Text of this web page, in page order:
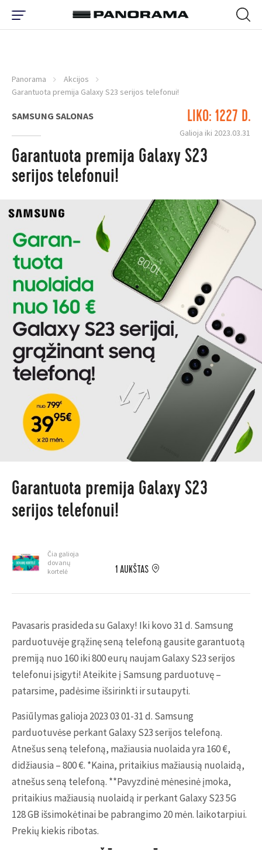
Panorama
Akcijos
Garantuota premija Galaxy S23 serijos telefonui!
SAMSUNG SALONAS LIKO: 1227 D.
Galioja iki 2023.03.31
Garantuota premija Galaxy S23
serijos telefonui!
Garantuota premija Galaxy S23
serijos telefonui!
Čia galioja
dovanų
kortelė
1 AUKŠTAS
Pavasaris prasideda su Galaxy! Iki kovo 31 d. Samsung
parduotuvėje grąžinę seną telefoną gausite garantuotą
premiją nuo 160 iki 800 eurų naujam Galaxy S23 serijos
telefonui įsigyti! Ateikite į Samsung parduotuvę –
patarsime, padėsime išsirinkti ir sutaupyti.
Pasiūlymas galioja 2023 03 01-31 d. Samsung
parduotuvėse perkant Galaxy S23 serijos telefoną.
Atnešus seną telefoną, mažiausia nuolaida yra 160 €,
didžiausia – 800 €. *Kaina, pritaikius mažiausią nuolaidą,
atnešus seną telefoną. **Pavyzdinė mėnesinė įmoka,
pritaikius mažiausią nuolaidą ir perkant Galaxy S23 5G
128 GB išsimokėtinai be pabrangimo 20 mėn. laikotarpiui.
Prekių kiekis ribotas.